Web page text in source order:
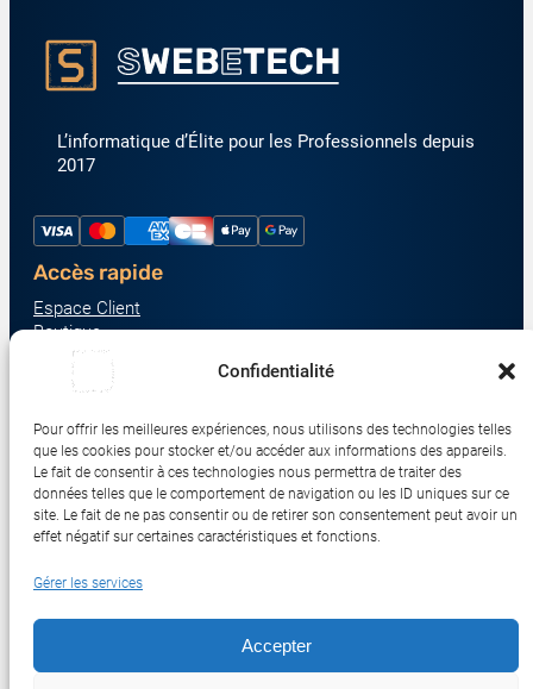
Confidentialité
Pour offrir les meilleures expériences, nous utilisons des technologies telles
que les cookies pour stocker et/ou accéder aux informations des appareils.
Le fait de consentir à ces technologies nous permettra de traiter des
données telles que le comportement de navigation ou les ID uniques sur ce
site. Le fait de ne pas consentir ou de retirer son consentement peut avoir un
effet négatif sur certaines caractéristiques et fonctions.
Gérer les services
Accepter
L’informatique d’Élite pour les Professionnels depuis
2017
Accès rapide
Espace Client
Boutique
À propos
Nous contacter
Écrans & Moniteurs
Serveurs & Stockage
Impression & Consommables
Ordinateurs & Tablettes
Réseau & IoT